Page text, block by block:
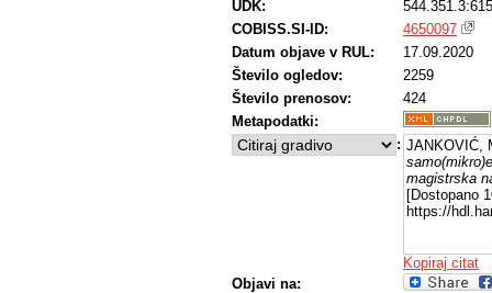
osnovanih sistemov tipa III nima
lipolize s pH-stat metodo smo določili
sproščanje in posledično absorpcija
korelacijske spektroskopije smo
ocena za določanje nastanka
topnosti naproksena v tem pH pride do
solubilizacijske kapacitete ni bilo
velikosti kapljic po dispergiranju
solubilizacijske kapacitete. V
smiselno vključiti tudi simulacijo
tako bi bilo smiselno določiti vpliv in
UDK:
COBISS.SI-ID:
4650097
Datum objave v RUL:
17.09.2020
Število ogledov:
2259
Število prenosov:
424
Metapodatki:
: JANKOVIĆ,
magistrska
[Dostopano
https://
Kopiraj citat
Objavi na: